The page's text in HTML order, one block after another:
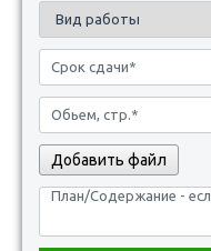
Добавить файл